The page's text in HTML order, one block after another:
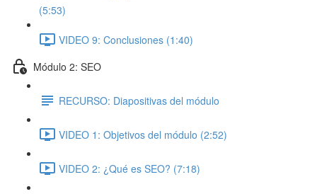
(5:53)
VIDEO 9: Conclusiones (1:40)
Módulo 2: SEO
RECURSO: Diapositivas del módulo
VIDEO 1: Objetivos del módulo (2:52)
VIDEO 2: ¿Qué es SEO? (7:18)